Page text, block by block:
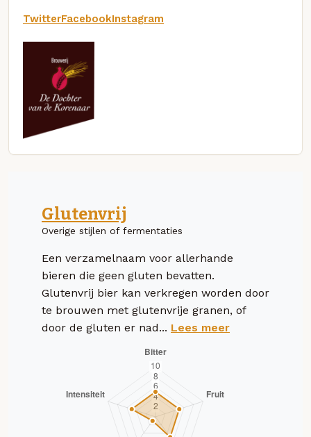
TwitterFacebookInstagram
Glutenvrij
Overige stijlen of fermentaties
Een verzamelnaam voor allerhande
bieren die geen gluten bevatten.
Glutenvrij bier kan verkregen worden door
te brouwen met glutenvrije granen, of
door de gluten er nad... Lees meer